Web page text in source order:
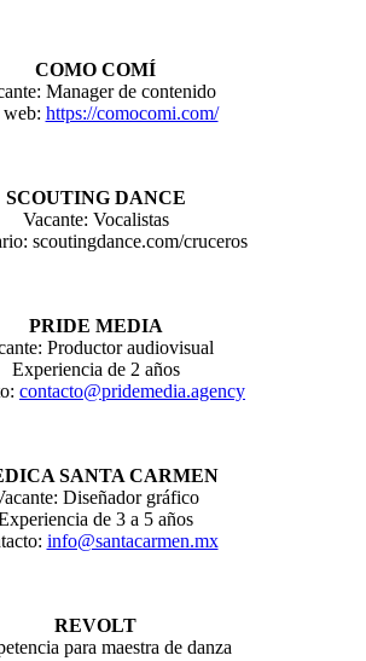
COMO COMÍ
Manager de contenido
https://comocomi.com/
SCOUTING DANCE
Vacante: Vocalistas
scoutingdance.com/cruceros
PRIDE MEDIA
Productor audiovisual
Experiencia de 2 años
contacto@pridemedia.agency
SANTA CARMEN
Diseñador gráfico
de 3 a 5 años
info@santacarmen.mx
REVOLT
para maestra de danza